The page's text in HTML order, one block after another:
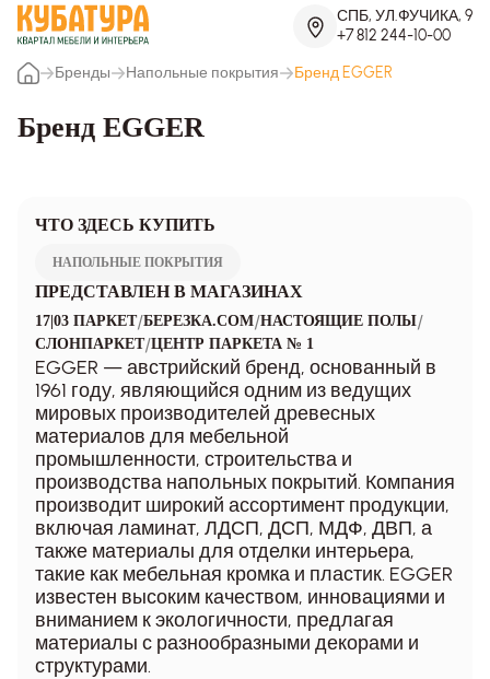
СПБ, УЛ.ФУЧИКА, 9
+7 812 244-10-00
Бренды
Напольные покрытия Бренд EGGER
Бренд EGGER
ЧТО ЗДЕСЬ КУПИТЬ
НАПОЛЬНЫЕ ПОКРЫТИЯ
ПРЕДСТАВЛЕН В МАГАЗИНАХ
17|03 ПАРКЕТ/БЕРЕЗКА.COM/НАСТОЯЩИЕ ПОЛЫ/
СЛОНПАРКЕТ/ЦЕНТР ПАРКЕТА № 1
EGGER — австрийский бренд, основанный в
1961 году, являющийся одним из ведущих
мировых производителей древесных
материалов для мебельной
промышленности, строительства и
производства напольных покрытий. Компания
производит широкий ассортимент продукции,
включая ламинат, ЛДСП, ДСП, МДФ, ДВП, а
также материалы для отделки интерьера,
такие как мебельная кромка и пластик. EGGER
известен высоким качеством, инновациями и
вниманием к экологичности, предлагая
материалы с разнообразными декорами и
структурами.